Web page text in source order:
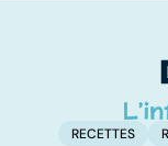
RECETTES